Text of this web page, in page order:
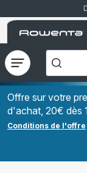
Ouvrir
le
menu
recherchez-
vous
?","Aspirateurs
à
Cheveux"]
Offre sur votre
d'achat, 20€ dès
Conditions de l'offre